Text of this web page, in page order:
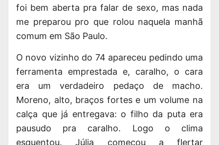
foi bem aberta pra falar de sexo, mas nada
me preparou pro que rolou naquela manhã
comum em São Paulo.
O novo vizinho do 74 apareceu pedindo uma
ferramenta emprestada e, caralho, o cara
era um verdadeiro pedaço de macho.
Moreno, alto, braços fortes e um volume na
calça que já entregava: o filho da puta era
pausudo pra caralho. Logo o clima
esquentou. Júlia começou a flertar